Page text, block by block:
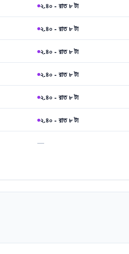
২.৪০ - রাত ৮ টা
২.৪০ - রাত ৮ টা
২.৪০ - রাত ৮ টা
২.৪০ - রাত ৮ টা
২.৪০ - রাত ৮ টা
২.৪০ - রাত ৮ টা
—